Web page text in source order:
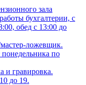
зала
бухгалтерии, с
обед с 13:00 до
мастер-ложевщик.
понедельника по
и гравировка.
до 19.